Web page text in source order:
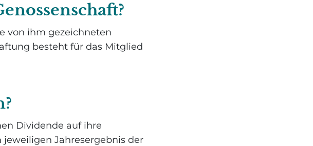
von ihm gezeichneten
besteht für das Mitglied
Dividende auf ihre
jeweiligen Jahresergebnis der